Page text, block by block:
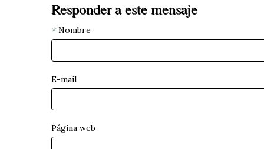
Responder a este mensaje
Nombre
E-mail
Página web